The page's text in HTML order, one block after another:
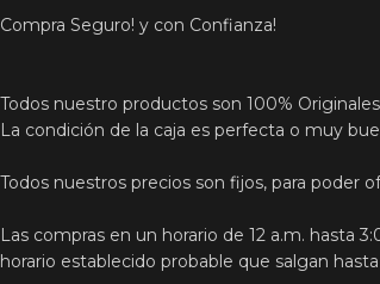
Compra Seguro! y con Confianza!
Todos nuestro productos son 100%
La condición de la caja es perfecta o muy
Todos nuestros precios son fijos, para poder
Las compras en un horario de 12 a.m. hasta
horario establecido probable que salgan